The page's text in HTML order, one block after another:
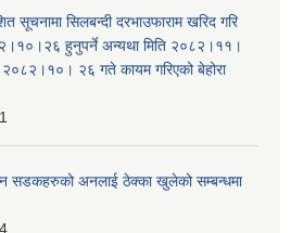
सूचनामा सिलबन्दी दरभाउफाराम खरिद गरि
हुनुपर्ने अन्यथा मिति २०८२।११।
२०८२।१०। २६ गते कायम गरिएको बेहोरा
सडकहरुको अनलाई ठेक्का खुलेको सम्बन्धमा